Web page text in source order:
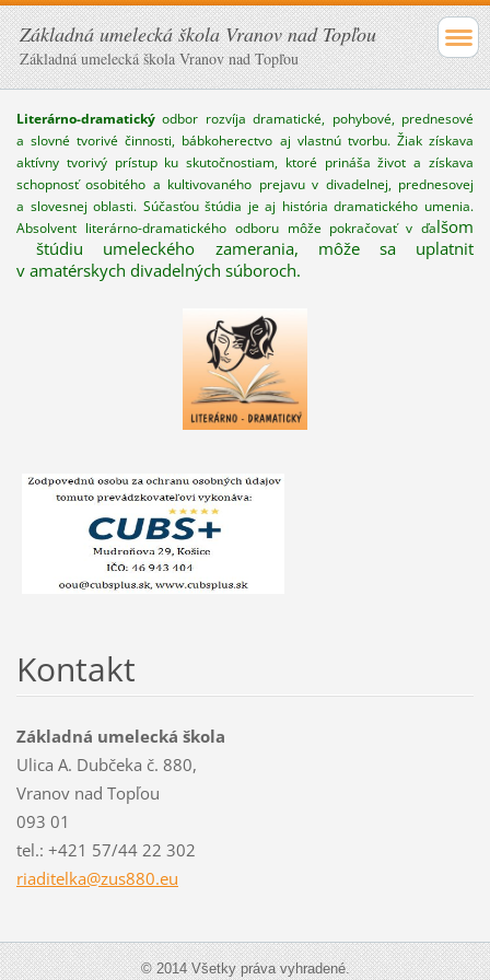
Základná umelecká škola Vranov nad Topľou
Základná umelecká škola Vranov nad Topľou
Literárno-dramatický odbor rozvíja dramatické, pohybové, prednesové
a slovné tvorivé činnosti, bábkoherectvo aj vlastnú tvorbu. Žiak získava
aktívny tvorivý prístup ku skutočnostiam, ktoré prináša život a získava
schopnosť osobitého a kultivovaného prejavu v divadelnej, prednesovej
a slovesnej oblasti. Súčasťou štúdia je aj história dramatického umenia.
Absolvent literárno-dramatického odboru môže pokračovať v ďalšom
štúdiu umeleckého zamerania, môže sa uplatniť
v amatérskych divadelných súboroch.
Kontakt
Základná umelecká škola
Ulica A. Dubčeka č. 880,
Vranov nad Topľou
093 01
tel.: +421 57/44 22 302
riaditelka@zus880.eu
© 2014 Všetky práva vyhradené.